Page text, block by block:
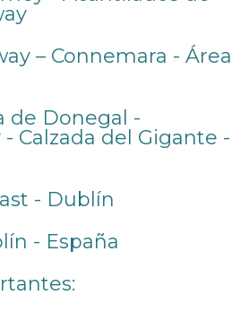
– Connemara - Área
de Donegal -
Calzada del Gigante -
- Dublín
- España